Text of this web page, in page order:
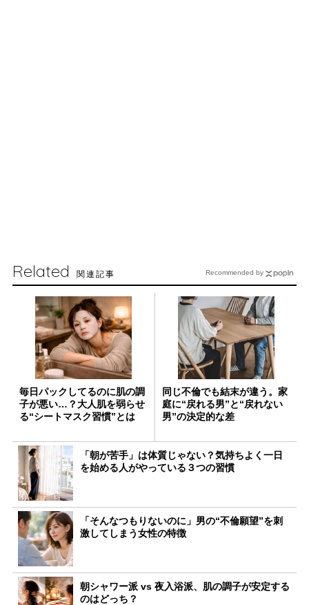
Related 関連記事
毎日パックしてるのに肌の調
子が悪い…？大人肌を弱らせ
る“シートマスク習慣”とは
同じ不倫でも結末が違う。家
庭に“戻れる男”と“戻れない
男”の決定的な差
「朝が苦手」は体質じゃない？気持ちよく一日
を始める人がやっている３つの習慣
「そんなつもりないのに」男の“不倫願望”を刺
激してしまう女性の特徴
朝シャワー派 vs 夜入浴派、肌の調子が安定する
のはどっち？
Recommended by